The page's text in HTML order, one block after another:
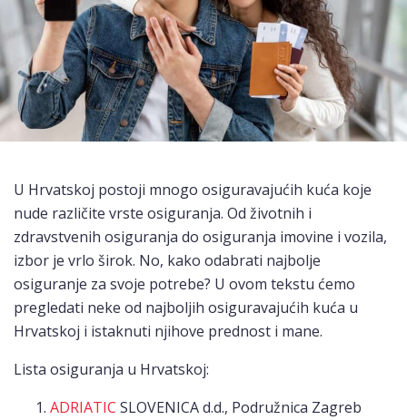
U Hrvatskoj postoji mnogo osiguravajućih kuća koje
nude različite vrste osiguranja. Od životnih i
zdravstvenih osiguranja do osiguranja imovine i vozila,
izbor je vrlo širok. No, kako odabrati najbolje
osiguranje za svoje potrebe? U ovom tekstu ćemo
pregledati neke od najboljih osiguravajućih kuća u
Hrvatskoj i istaknuti njihove prednost i mane.
Lista osiguranja u Hrvatskoj:
ADRIATIC SLOVENICA d.d., Podružnica Zagreb